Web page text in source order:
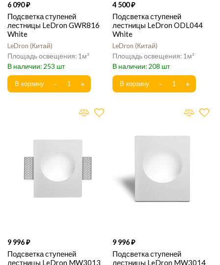
6 090
Подсветка ступеней
лестницы LeDron GWR816
White
LeDron Китай
1
253
4 500
Подсветка ступеней
лестницы LeDron ODL044
White
LeDron Китай
1
208
9 996
Подсветка ступеней
лестницы LeDron MW3013
9 996
Подсветка ступеней
лестницы LeDron MW3014